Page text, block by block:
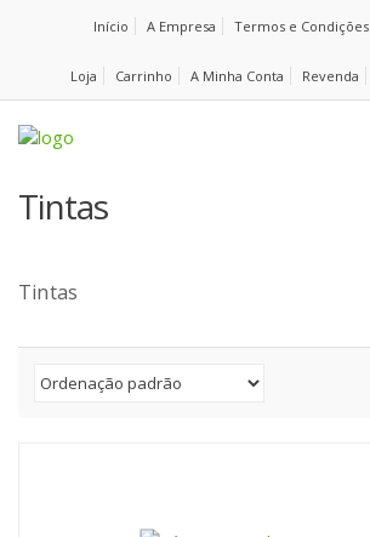
Início A Empresa Termos e Condições
Loja Carrinho A Minha Conta Revenda
Tintas
Tintas